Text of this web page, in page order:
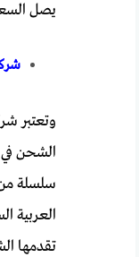
يصل السعر
وتعتبر
الشحن
سلسلة من
العربية
تقدمها